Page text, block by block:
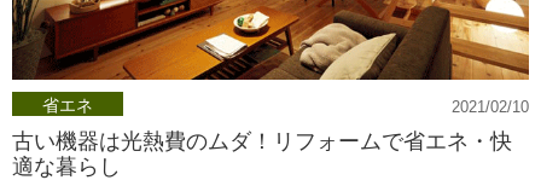
省エネ
古い機器は光熱費のムダ！リフォームで省エネ・快
適な暮らし
2021/02/10